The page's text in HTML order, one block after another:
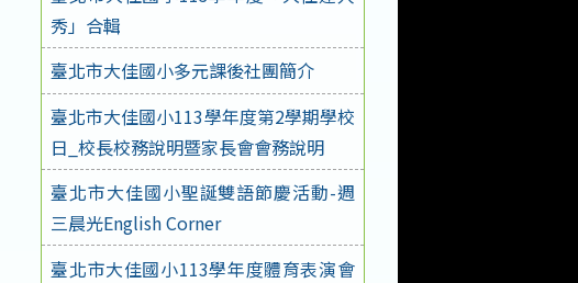
秀」合輯
臺北市大佳國小多元課後社團簡介
臺北市大佳國小113學年度第2學期學校
日_校長校務說明暨家長會會務說明
臺北市大佳國小聖誕雙語節慶活動-週
三晨光English Corner
臺北市大佳國小113學年度體育表演會